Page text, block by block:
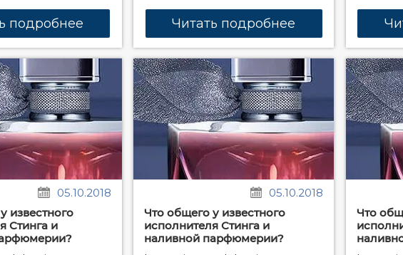
подробнее Читать подробнее
05.10.2018
известного
Стинга и
05.10.2018
Что общего у известного
исполнителя Стинга и
наливной парфюмерии?
Что